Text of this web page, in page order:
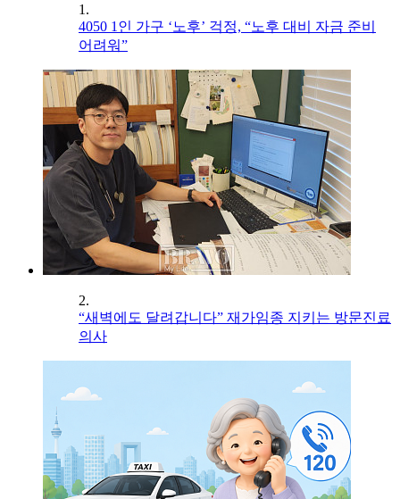
1.
4050 1인 가구 ‘노후’ 걱정, “노후 대비 자금 준비
어려워”
2.
“새벽에도 달려갑니다” 재가임종 지키는 방문진료
의사